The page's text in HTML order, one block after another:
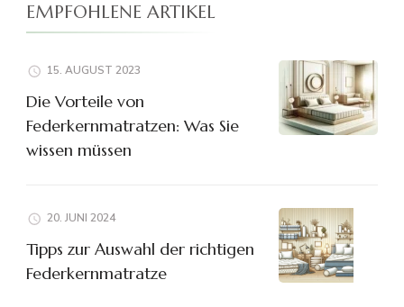
EMPFOHLENE ARTIKEL
15. AUGUST 2023
Die Vorteile von
Federkernmatratzen: Was Sie
wissen müssen
20. JUNI 2024
Tipps zur Auswahl der richtigen
Federkernmatratze